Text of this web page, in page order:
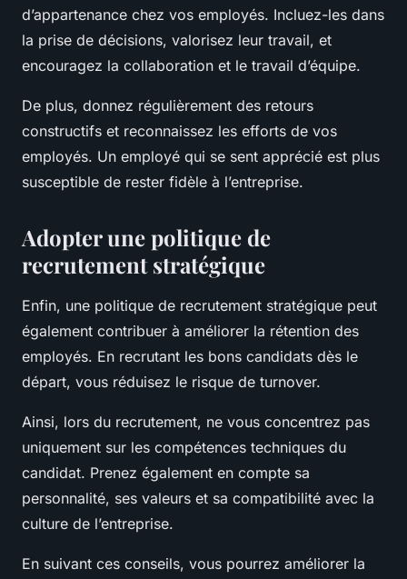
d’appartenance chez vos employés. Incluez-les dans
la prise de décisions, valorisez leur travail, et
encouragez la collaboration et le travail d’équipe.
De plus, donnez régulièrement des retours
constructifs et reconnaissez les efforts de vos
employés. Un employé qui se sent apprécié est plus
susceptible de rester fidèle à l’entreprise.
Adopter une politique de
recrutement stratégique
Enfin, une politique de recrutement stratégique peut
également contribuer à améliorer la rétention des
employés. En recrutant les bons candidats dès le
départ, vous réduisez le risque de turnover.
Ainsi, lors du recrutement, ne vous concentrez pas
uniquement sur les compétences techniques du
candidat. Prenez également en compte sa
personnalité, ses valeurs et sa compatibilité avec la
culture de l’entreprise.
En suivant ces conseils, vous pourrez améliorer la